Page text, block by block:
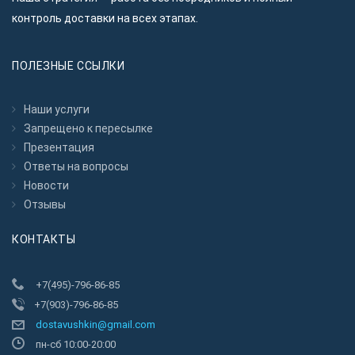
контроль доставки на всех этапах.
ПОЛЕЗНЫЕ ССЫЛКИ
Наши услуги
Запрещено к пересылкe
Презентация
Ответы на вопросы
Новости
Отзывы
КОНТАКТЫ
+7(495)-796-86-85
+7(903)-796-86-85
dostavushkin@gmail.com
пн-сб 10:00-20:00